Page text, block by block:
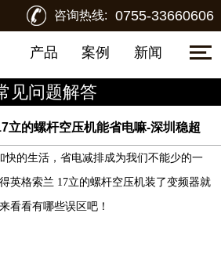
咨询热线: 0755-33660606
产品 案例 新闻
见问题解答
立的螺杆空压机能省电嘛-深圳稳超
快的生活，省电减排成为我们不能少的一
英格索兰 17立的螺杆空压机装了变频器就
看看有哪些误区吧！